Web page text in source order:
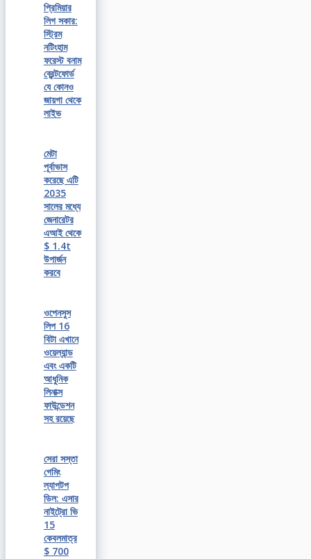
প্রিমিয়ার
লিগ সকার:
স্ট্রিম
নটিংহাম
ফরেস্ট বনাম
ব্রেন্টফোর্ড
যে কোনও
জায়গা থেকে
লাইভ
মেটা
পূর্বাভাস
করেছে এটি
2035
সালের মধ্যে
জেনারেটর
এআই থেকে
$ 1.4t
উপার্জন
করবে
ওপেনসুস
লিপ 16
বিটা এখানে
ওয়েল্যান্ড
এবং একটি
আধুনিক
লিনাক্স
ফাউন্ডেশন
সহ রয়েছে
সেরা সস্তা
গেমিং
ল্যাপটপ
ডিল: এসার
নাইট্রো ভি
15
কেবলমাত্র
$ 700